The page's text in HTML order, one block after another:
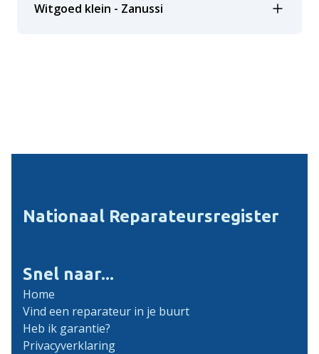
Witgoed klein - Zanussi
Nationaal Reparateursregister
Snel naar...
Home
Vind een reparateur in je buurt
Heb ik garantie?
Privacyverklaring